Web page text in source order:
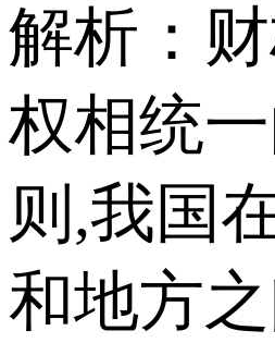
解析：
权相统
则,我国
和地方